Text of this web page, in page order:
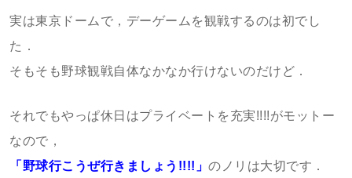
実は東京ドームで，デーゲームを観戦するのは初でし
た．
そもそも野球観戦自体なかなか行けないのだけど．
それでもやっぱ休日はプライベートを充実!!!!がモットー
なので，
「野球行こうぜ行きましょう!!!!」 のノリは大切です．